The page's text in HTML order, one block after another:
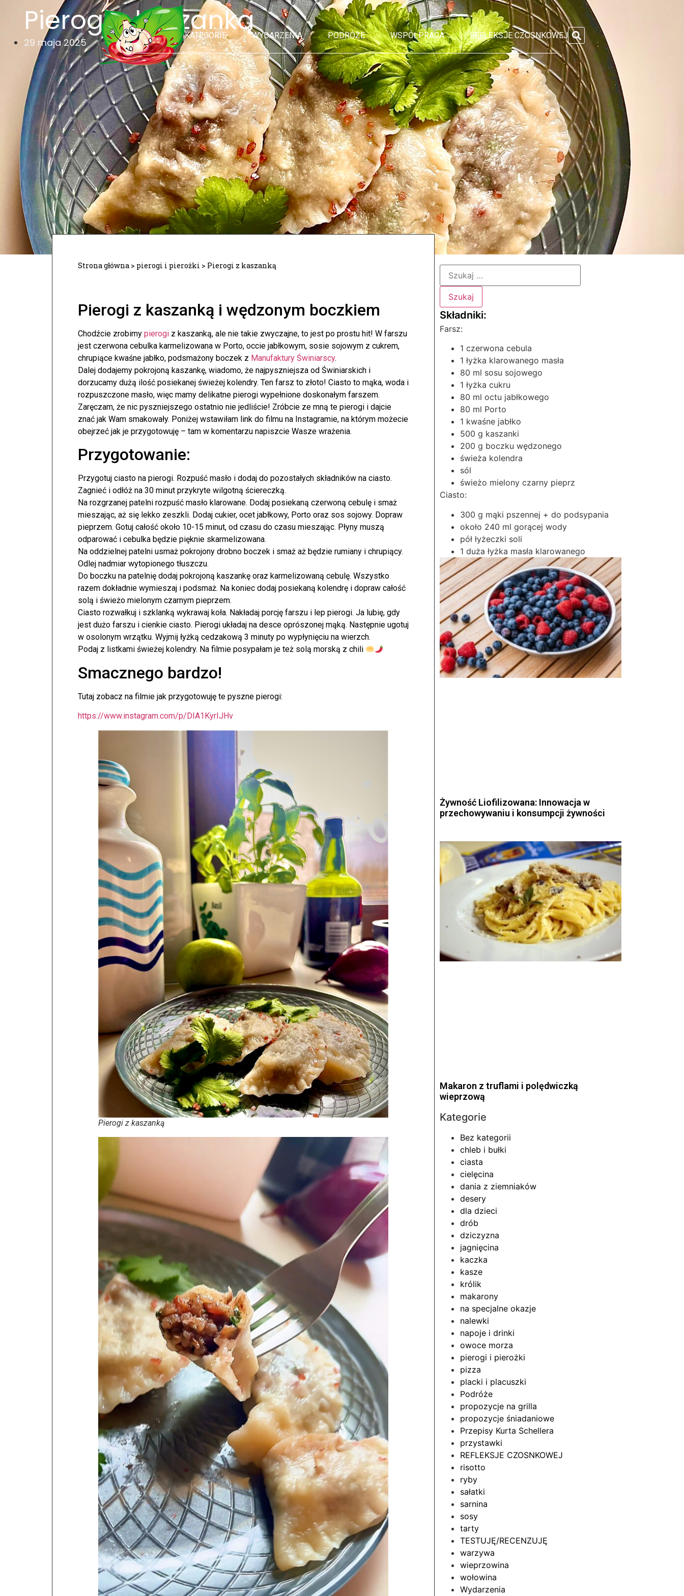
KATEGORIE WYDARZENIA PODRÓŻE WSPÓŁPRACA REFLEKSJE CZOSNKOWEJ
Pierogi z kaszanką
29 maja 2025
Strona główna > pierogi i pierożki > Pierogi z kaszanką
Pierogi z kaszanką i wędzonym boczkiem
Chodźcie zrobimy pierogi z kaszanką, ale nie takie zwyczajne, to jest po prostu hit! W farszu
jest czerwona cebulka karmelizowana w Porto, occie jabłkowym, sosie sojowym z cukrem,
chrupiące kwaśne jabłko, podsmażony boczek z Manufaktury Świniarscy.
Dalej dodajemy pokrojoną kaszankę, wiadomo, że najpyszniejsza od Świniarskich i
dorzucamy dużą ilość posiekanej świeżej kolendry. Ten farsz to złoto! Ciasto to mąka, woda i
rozpuszczone masło, więc mamy delikatne pierogi wypełnione doskonałym farszem.
Zaręczam, że nic pyszniejszego ostatnio nie jedliście! Zróbcie ze mną te pierogi i dajcie
znać jak Wam smakowały. Poniżej wstawiłam link do filmu na Instagramie, na którym możecie
obejrzeć jak je przygotowuję – tam w komentarzu napiszcie Wasze wrażenia.
Przygotowanie:
Przygotuj ciasto na pierogi. Rozpuść masło i dodaj do pozostałych składników na ciasto.
Zagnieć i odłóż na 30 minut przykryte wilgotną ściereczką.
Na rozgrzanej patelni rozpuść masło klarowane. Dodaj posiekaną czerwoną cebulę i smaż
mieszając, aż się lekko zeszkli. Dodaj cukier, ocet jabłkowy, Porto oraz sos sojowy. Dopraw
pieprzem. Gotuj całość około 10-15 minut, od czasu do czasu mieszając. Płyny muszą
odparować i cebulka będzie pięknie skarmelizowana.
Na oddzielnej patelni usmaż pokrojony drobno boczek i smaż aż będzie rumiany i chrupiący.
Odlej nadmiar wytopionego tłuszczu.
Do boczku na patelnię dodaj pokrojoną kaszankę oraz karmelizowaną cebulę. Wszystko
razem dokładnie wymieszaj i podsmaż. Na koniec dodaj posiekaną kolendrę i dopraw całość
solą i świeżo mielonym czarnym pieprzem.
Ciasto rozwałkuj i szklanką wykrawaj koła. Nakładaj porcję farszu i lep pierogi. Ja lubię, gdy
jest dużo farszu i cienkie ciasto. Pierogi układaj na desce oprószonej mąką. Następnie ugotuj
w osolonym wrzątku. Wyjmij łyżką cedzakową 3 minuty po wypłynięciu na wierzch.
Podaj z listkami świeżej kolendry. Na filmie posypałam je też solą morską z chili
Smacznego bardzo!
Tutaj zobacz na filmie jak przygotowuję te pyszne pierogi:
https://www.instagram.com/p/DIA1KyrIJHv
Pierogi z kaszanką
Farsz:
1 czerwona cebula
1 łyżka klarowanego masła
80 ml sosu sojowego
1 łyżka cukru
80 ml octu jabłkowego
80 ml Porto
1 kwaśne jabłko
500 g kaszanki
200 g boczku wędzonego
świeża kolendra
sól
świeżo mielony czarny pieprz
Ciasto:
300 g mąki pszennej + do podsypania
około 240 ml gorącej wody
pół łyżeczki soli
1 duża łyżka masła klarowanego
Żywność Liofilizowana: Innowacja w
przechowywaniu i konsumpcji żywności
Makaron z truflami i polędwiczką
wieprzową
Kategorie
Bez kategorii
chleb i bułki
ciasta
cielęcina
dania z ziemniaków
desery
dla dzieci
drób
dziczyzna
jagnięcina
kaczka
kasze
królik
makarony
na specjalne okazje
nalewki
napoje i drinki
owoce morza
pierogi i pierożki
pizza
placki i placuszki
Podróże
propozycje na grilla
propozycje śniadaniowe
Przepisy Kurta Schellera
przystawki
REFLEKSJE CZOSNKOWEJ
risotto
ryby
sałatki
sarnina
sosy
tarty
TESTUJĘ/RECENZUJĘ
warzywa
wieprzowina
wołowina
Wydarzenia